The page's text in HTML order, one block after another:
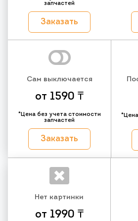
запчастей
Заказать
Сам выключается
от 1590 ₸
*Цена без учета стоимости
запчастей
Заказать
Нет картинки
от 1990 ₸